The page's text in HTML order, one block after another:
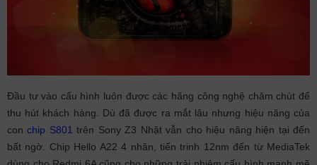
Đầu tư vào cấu hình luôn được các hãng công nghệ chăm chút để
thu hút khách hàng. Dù đã được ra mắt lâu nhưng hiệu năng của
conchip S801 trên Sony Z3 Nhật vẫn cho hiệu năng hiện tại đến
bất ngờ. Chip Hello A22 4 nhân, tiến trinh 12nm đến từ MediaTek